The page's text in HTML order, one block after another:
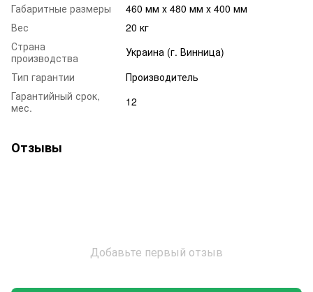
Габаритные размеры
460 мм х 480 мм х 400 мм
Вес
20 кг
Страна
производства
Украина (г. Винница)
Тип гарантии
Производитель
Гарантийный срок,
мес.
12
Отзывы
Добавьте первый отзыв